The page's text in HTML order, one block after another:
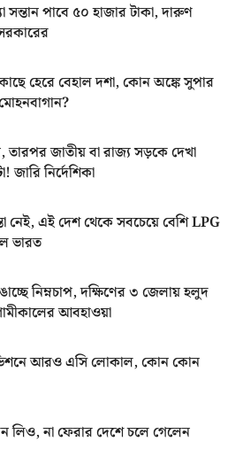
সন্তান পাবে ৫০ হাজার টাকা, দারুণ
হেরে বেহাল দশা, কোন অঙ্কে সুপার
জাতীয় বা রাজ্য সড়কে দেখা
জারি নির্দেশিকা
নেই, এই দেশ থেকে সবচেয়ে বেশি LPG
ভারত
নিম্নচাপ, দক্ষিণের ৩ জেলায় হলুদ
আবহাওয়া
আরও এসি লোকাল, কোন কোন
লিও, না ফেরার দেশে চলে গেলেন